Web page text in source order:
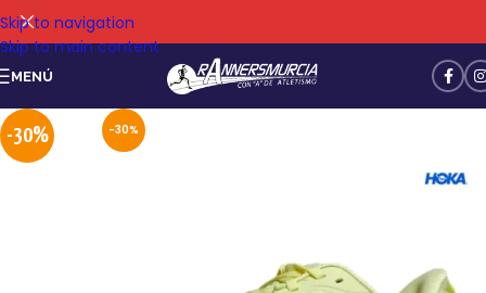
Skip to navigation
Skip to main content
MENÚ
-30%
-30%